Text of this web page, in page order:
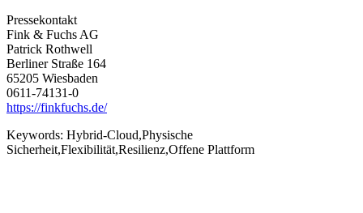
Pressekontakt
Fink & Fuchs AG
Patrick Rothwell
Berliner Straße 164
65205 Wiesbaden
0611-74131-0
https://finkfuchs.de/
Keywords: Hybrid-Cloud,Physische
Sicherheit,Flexibilität,Resilienz,Offene Plattform